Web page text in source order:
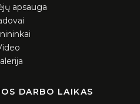
apsauga
DARBO LAIKAS